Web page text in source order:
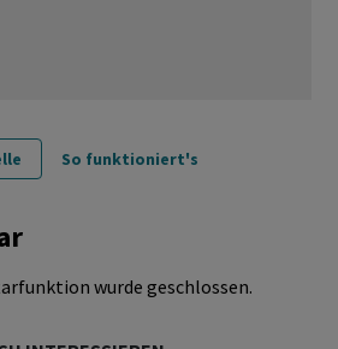
So funktioniert's
wurde geschlossen.